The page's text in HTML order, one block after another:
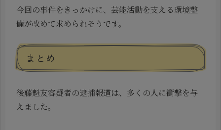
今回の事件をきっかけに、芸能活動を支える環境整
備が改めて求められそうです。
まとめ
後藤魁友容疑者の逮捕報道は、多くの人に衝撃を与
えました。